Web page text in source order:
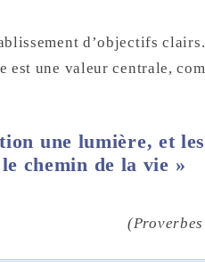
d’objectifs clairs.
une valeur centrale,
une lumière, et les
chemin de la vie »